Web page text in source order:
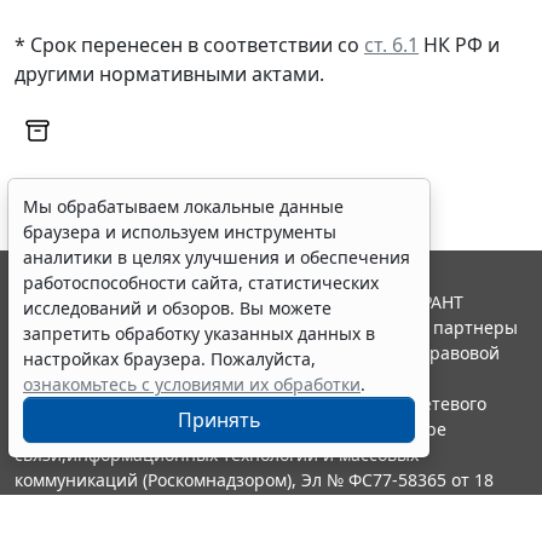
* Срок перенесен в соответствии со ст. 6.1 НК РФ и
другими нормативными актами.
Мы обрабатываем локальные данные
браузера и используем инструменты
аналитики в целях улучшения и обеспечения
работоспособности сайта, статистических
исследований и обзоров. Вы можете
запретить обработку указанных данных в
настройках браузера. Пожалуйста,
ознакомьтесь с условиями их обработки.
Принять
© ООО "НПП "ГАРАНТ-СЕРВИС", 2026. Система ГАРАНТ
выпускается с 1990 года. Компания "Гарант" и ее партнеры
являются участниками Российской ассоциации правовой
информации ГАРАНТ.
Портал ГАРАНТ.РУ зарегистрирован в качестве сетевого
издания Федеральной службой по надзору в сфере
связи,информационных технологий и массовых
коммуникаций (Роскомнадзором), Эл № ФС77-58365 от 18